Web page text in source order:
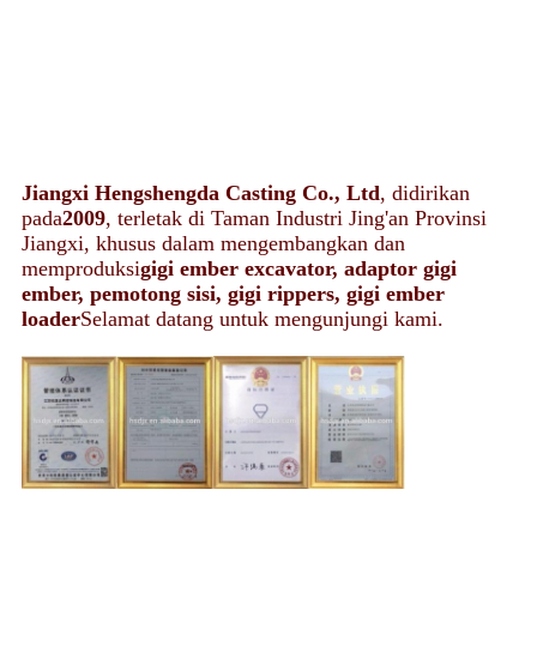
Jiangxi Hengshengda Casting Co., Ltd, didirikan
pada2009, terletak di Taman Industri Jing'an Provinsi
Jiangxi, khusus dalam mengembangkan dan
memproduksigigi ember excavator, adaptor gigi
ember, pemotong sisi, gigi rippers, gigi ember
loaderSelamat datang untuk mengunjungi kami.